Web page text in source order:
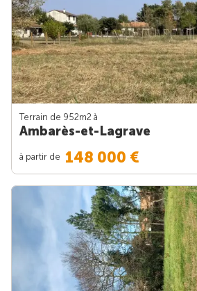
Terrain de 952m2 à
Ambarès-et-Lagrave
à partir de 148 000 €